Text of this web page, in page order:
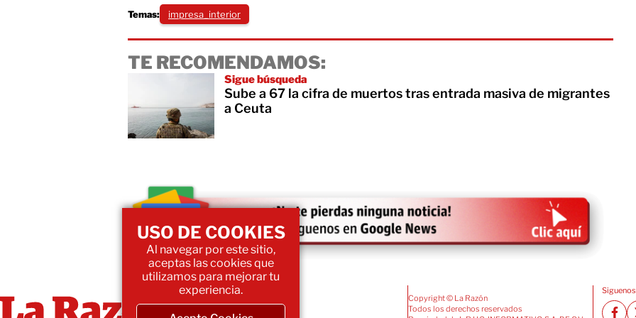
Temas: impresa_interior
TE RECOMENDAMOS:
Sigue búsqueda
Sube a 67 la cifra de muertos tras entrada masiva de migrantes
a Ceuta
Copyright © La Razón
Todos los derechos reservados
USO DE COOKIES
Al navegar por este sitio,
aceptas las cookies que
utilizamos para mejorar tu
experiencia.